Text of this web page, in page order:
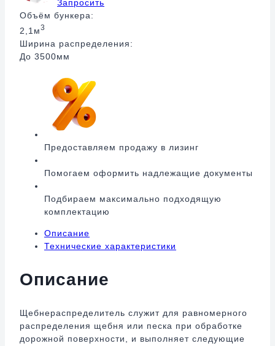
Запросить
Объём бункера:
2,1м3
Ширина распределения:
До 3500мм
Предоставляем продажу в лизинг
Помогаем оформить надлежащие документы
Подбираем максимально подходящую
комплектацию
Описание
Технические характеристики
Описание
Щебнераспределитель служит для равномерного
распределения щебня или песка при обработке
дорожной поверхности, и выполняет следующие